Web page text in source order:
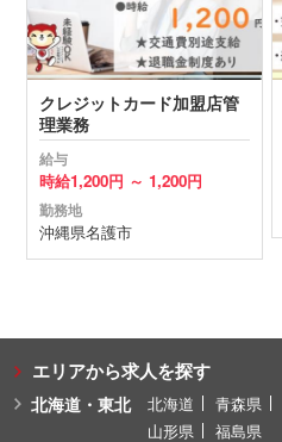
クレジットカード加盟店管
理業務
給与
時給1,200円 ～ 1,200円
勤務地
沖縄県名護市
エリアから求人を探す
北海道・東北 北海道 青森県
山形県
福島県